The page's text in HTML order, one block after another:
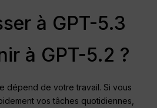
à GPT-5.3
à GPT-5.2 ?
dépend de votre travail. Si vous
vos tâches quotidiennes,